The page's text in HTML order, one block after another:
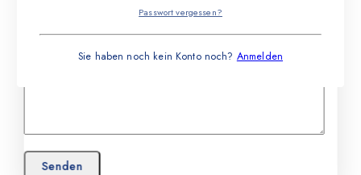
Passwort vergessen?
Sie haben noch kein Konto noch? Anmelden